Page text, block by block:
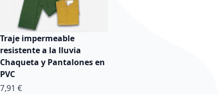
Traje impermeable
resistente a la lluvia
Chaqueta y Pantalones en
PVC
As low as
7,91 €